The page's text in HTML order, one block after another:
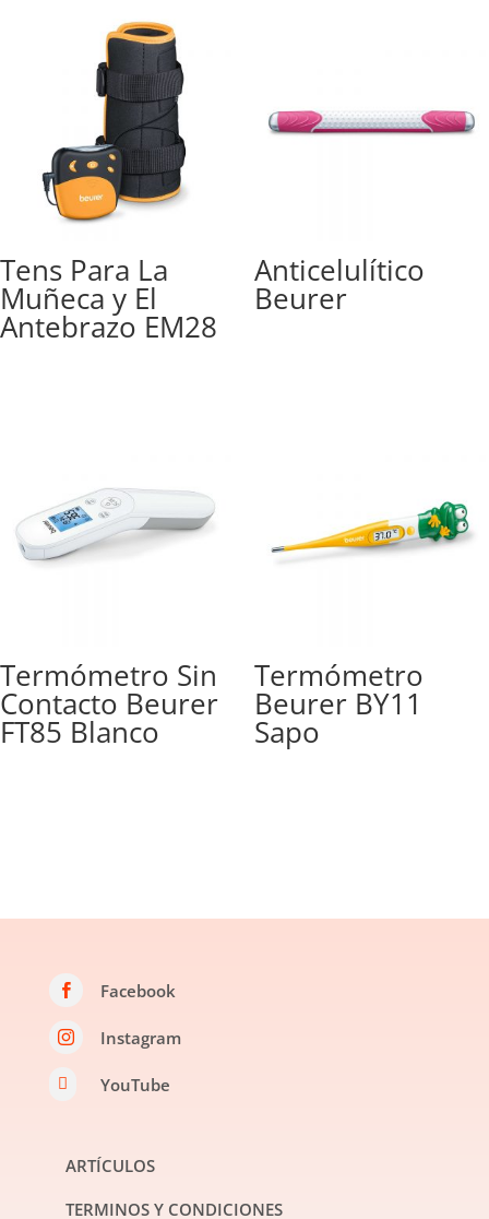
Tens Para La
Muñeca y El
Antebrazo EM28
Anticelulítico
Beurer
Termómetro Sin
Contacto Beurer
FT85 Blanco
Termómetro
Beurer BY11
Sapo
 Facebook
 Instagram
 YouTube
ARTÍCULOS
TERMINOS Y CONDICIONES